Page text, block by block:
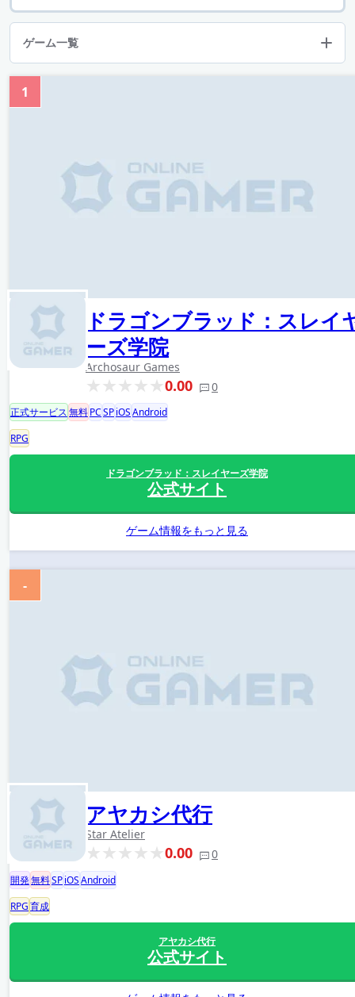
ゲーム一覧
ドラゴンブラッド：スレイ
ーズ学院
Archosaur Games
0.00 0
1
正式サービス無料PCSPiOSAndroid
RPG
ドラゴンブラッド：スレイヤーズ学院
公式サイト
ゲーム情報をもっと見る
アヤカシ代行
Star Atelier
0.00 0
-
開発無料SPiOSAndroid
RPG育成
アヤカシ代行
公式サイト